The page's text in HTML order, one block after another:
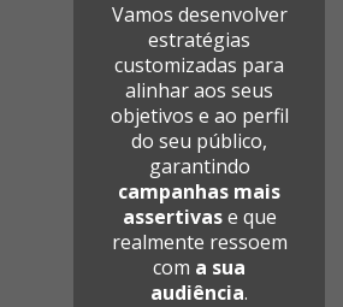
Vamos desenvolver
estratégias
customizadas para
alinhar aos seus
objetivos e ao perfil
do seu público,
garantindo
campanhas mais
assertivase que
realmente ressoem
com a sua
audiência.